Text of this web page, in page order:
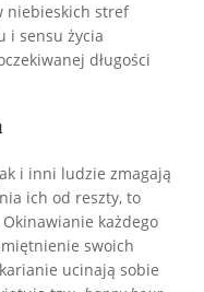
niebieskich stref
i sensu życia
długości
i inni ludzie zmagają
ich od reszty, to
każdego
swoich
ucinają sobie